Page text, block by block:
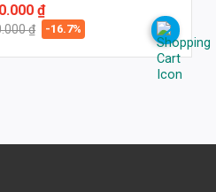
₫
₫
₫.
-16.7%